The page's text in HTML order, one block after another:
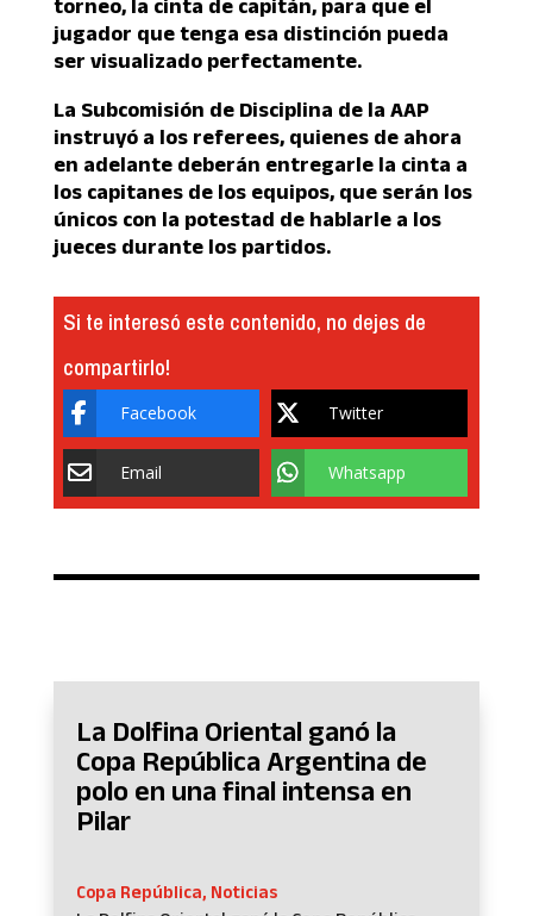
torneo, la cinta de capitán, para que el
jugador que tenga esa distinción pueda
ser visualizado perfectamente.
La Subcomisión de Disciplina de la AAP
instruyó a los referees, quienes de ahora
en adelante deberán entregarle la cinta a
los capitanes de los equipos, que serán los
únicos con la potestad de hablarle a los
jueces durante los partidos.
Si te interesó este contenido, no dejes de
compartirlo!
Facebook Twitter
Email Whatsapp
La Dolfina Oriental ganó la
Copa República Argentina de
polo en una final intensa en
Pilar
Copa República, Noticias